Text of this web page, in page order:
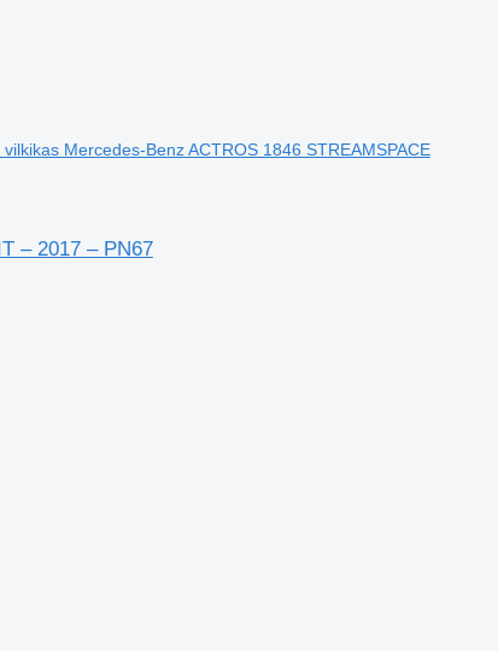
vilkikas Mercedes-Benz ACTROS 1846 STREAMSPACE
– 2017 – PN67